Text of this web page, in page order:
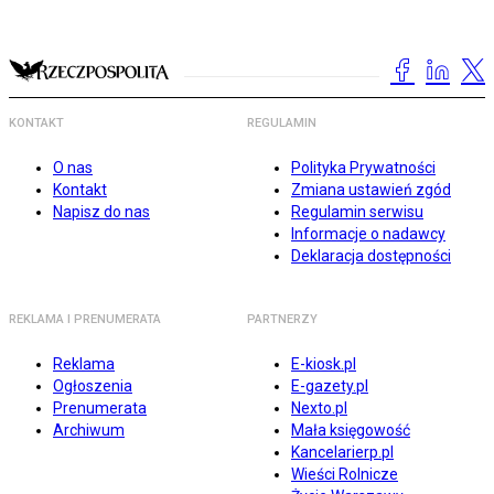
KONTAKT
O nas
Kontakt
Napisz do nas
REGULAMIN
Polityka Prywatności
Zmiana ustawień zgód
Regulamin serwisu
Informacje o nadawcy
Deklaracja dostępności
REKLAMA I PRENUMERATA
Reklama
Ogłoszenia
Prenumerata
Archiwum
PARTNERZY
E-kiosk.pl
E-gazety.pl
Nexto.pl
Mała księgowość
Kancelarierp.pl
Wieści Rolnicze